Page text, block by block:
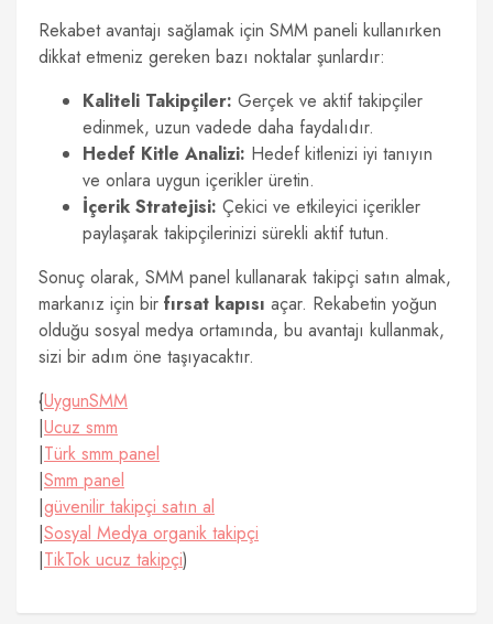
Rekabet avantajı sağlamak için SMM paneli kullanırken
dikkat etmeniz gereken bazı noktalar şunlardır:
Kaliteli Takipçiler: Gerçek ve aktif takipçiler
edinmek, uzun vadede daha faydalıdır.
Hedef Kitle Analizi: Hedef kitlenizi iyi tanıyın
ve onlara uygun içerikler üretin.
İçerik Stratejisi: Çekici ve etkileyici içerikler
paylaşarak takipçilerinizi sürekli aktif tutun.
Sonuç olarak, SMM panel kullanarak takipçi satın almak,
markanız için bir fırsat kapısı açar. Rekabetin yoğun
olduğu sosyal medya ortamında, bu avantajı kullanmak,
sizi bir adım öne taşıyacaktır.
{UygunSMM
|Ucuz smm
|Türk smm panel
|Smm panel
|güvenilir takipçi satın al
|Sosyal Medya organik takipçi
|TikTok ucuz takipçi)